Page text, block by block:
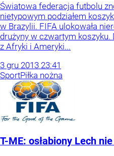
Światowa federacja futbolu
nietypowym podziałem
w Brazylii. FIFA ulokowała
drużyny w czwartym koszyku.
z Afryki i Ameryki...
3 gru 2013 23:41
SportPiłka nożna
T-ME: osłabiony Lech